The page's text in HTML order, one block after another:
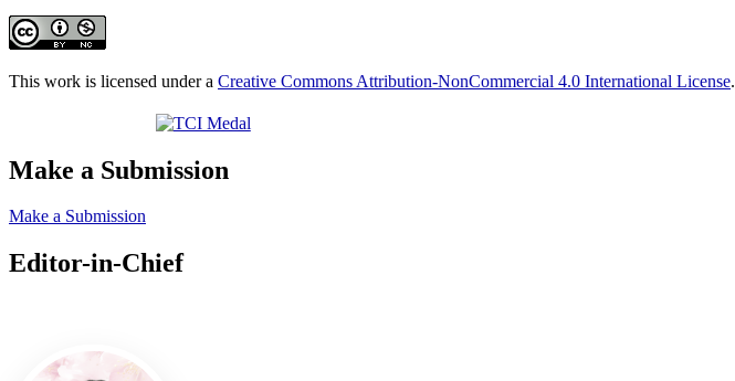
This work is licensed under a Creative Commons Attribution-NonCommercial 4.0 International License.
Make a Submission
Make a Submission
Editor-in-Chief